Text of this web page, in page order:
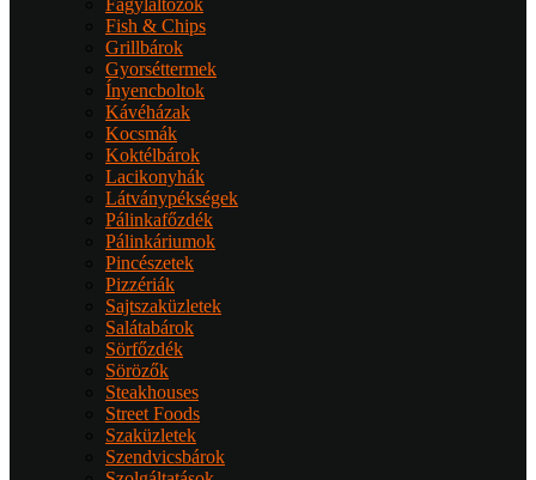
Fish & Chips
Grillbárok
Gyorséttermek
Ínyencboltok
Kávéházak
Kocsmák
Koktélbárok
Lacikonyhák
Látványpékségek
Pálinkafőzdék
Pálinkáriumok
Pincészetek
Pizzériák
Sajtszaküzletek
Salátabárok
Sörfőzdék
Sörözők
Steakhouses
Street Foods
Szaküzletek
Szendvicsbárok